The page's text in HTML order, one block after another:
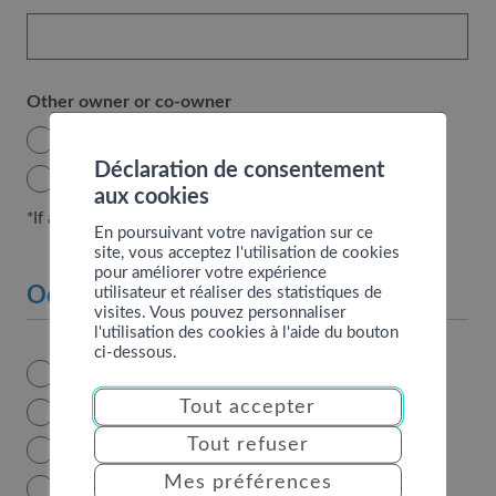
Other owner or co-owner
*If additional owner(s)
Occupation in 2023
occupation
Accomodation rented out
Uninhabitable accomodation
Déclaration de consentement
aux cookies
En poursuivant votre navigation sur ce
site, vous acceptez l'utilisation de cookies
pour améliorer votre expérience
utilisateur et réaliser des statistiques de
visites. Vous pouvez personnaliser
l'utilisation des cookies à l'aide du bouton
ci-dessous.
Tout accepter
Tout refuser
Mes préférences